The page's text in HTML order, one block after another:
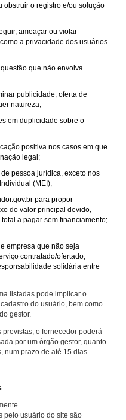
obstruir o registro e/ou solução
ameaçar ou violar
a privacidade dos usuários
que não envolva
publicidade, oferta de
natureza;
em duplicidade sobre o
positiva nos casos em que
legal;
pessoa jurídica, exceto nos
(MEI);
para propor
do valor principal devido,
a pagar sem financiamento;
empresa que não seja
contratado/ofertado,
solidária entre
listadas pode implicar o
do usuário, bem como
gestor.
o fornecedor poderá
por um órgão gestor, quanto
num prazo de até 15 dias.
pelo usuário do site são